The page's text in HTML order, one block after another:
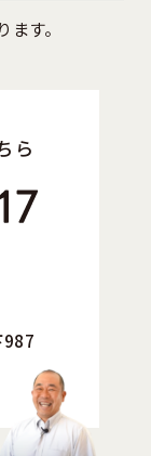
す。
ら
987